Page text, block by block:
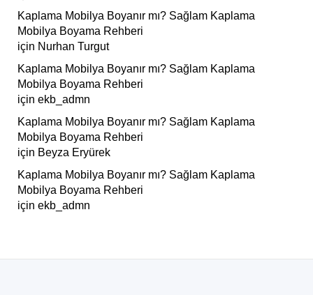
Kaplama Mobilya Boyanır mı? Sağlam Kaplama
Mobilya Boyama Rehberi
için Nurhan Turgut
Kaplama Mobilya Boyanır mı? Sağlam Kaplama
Mobilya Boyama Rehberi
için ekb_admn
Kaplama Mobilya Boyanır mı? Sağlam Kaplama
Mobilya Boyama Rehberi
için Beyza Eryürek
Kaplama Mobilya Boyanır mı? Sağlam Kaplama
Mobilya Boyama Rehberi
için ekb_admn